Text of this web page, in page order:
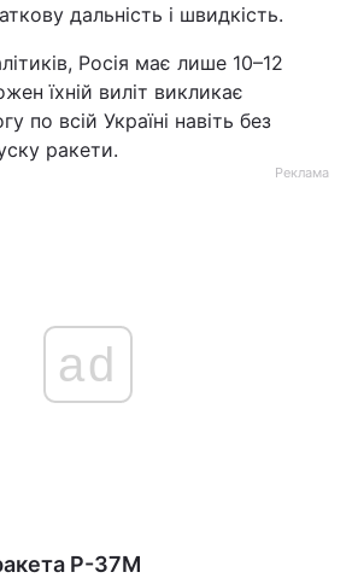
дальність і швидкість.
Росія має лише 10–12
їхній виліт викликає
по всій Україні навіть без
ракети.
Реклама
ad
Р-37М